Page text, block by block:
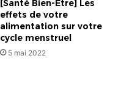
[Santé Bien-Étre] Les
effets de votre
alimentation sur votre
cycle menstruel
5 mai 2022